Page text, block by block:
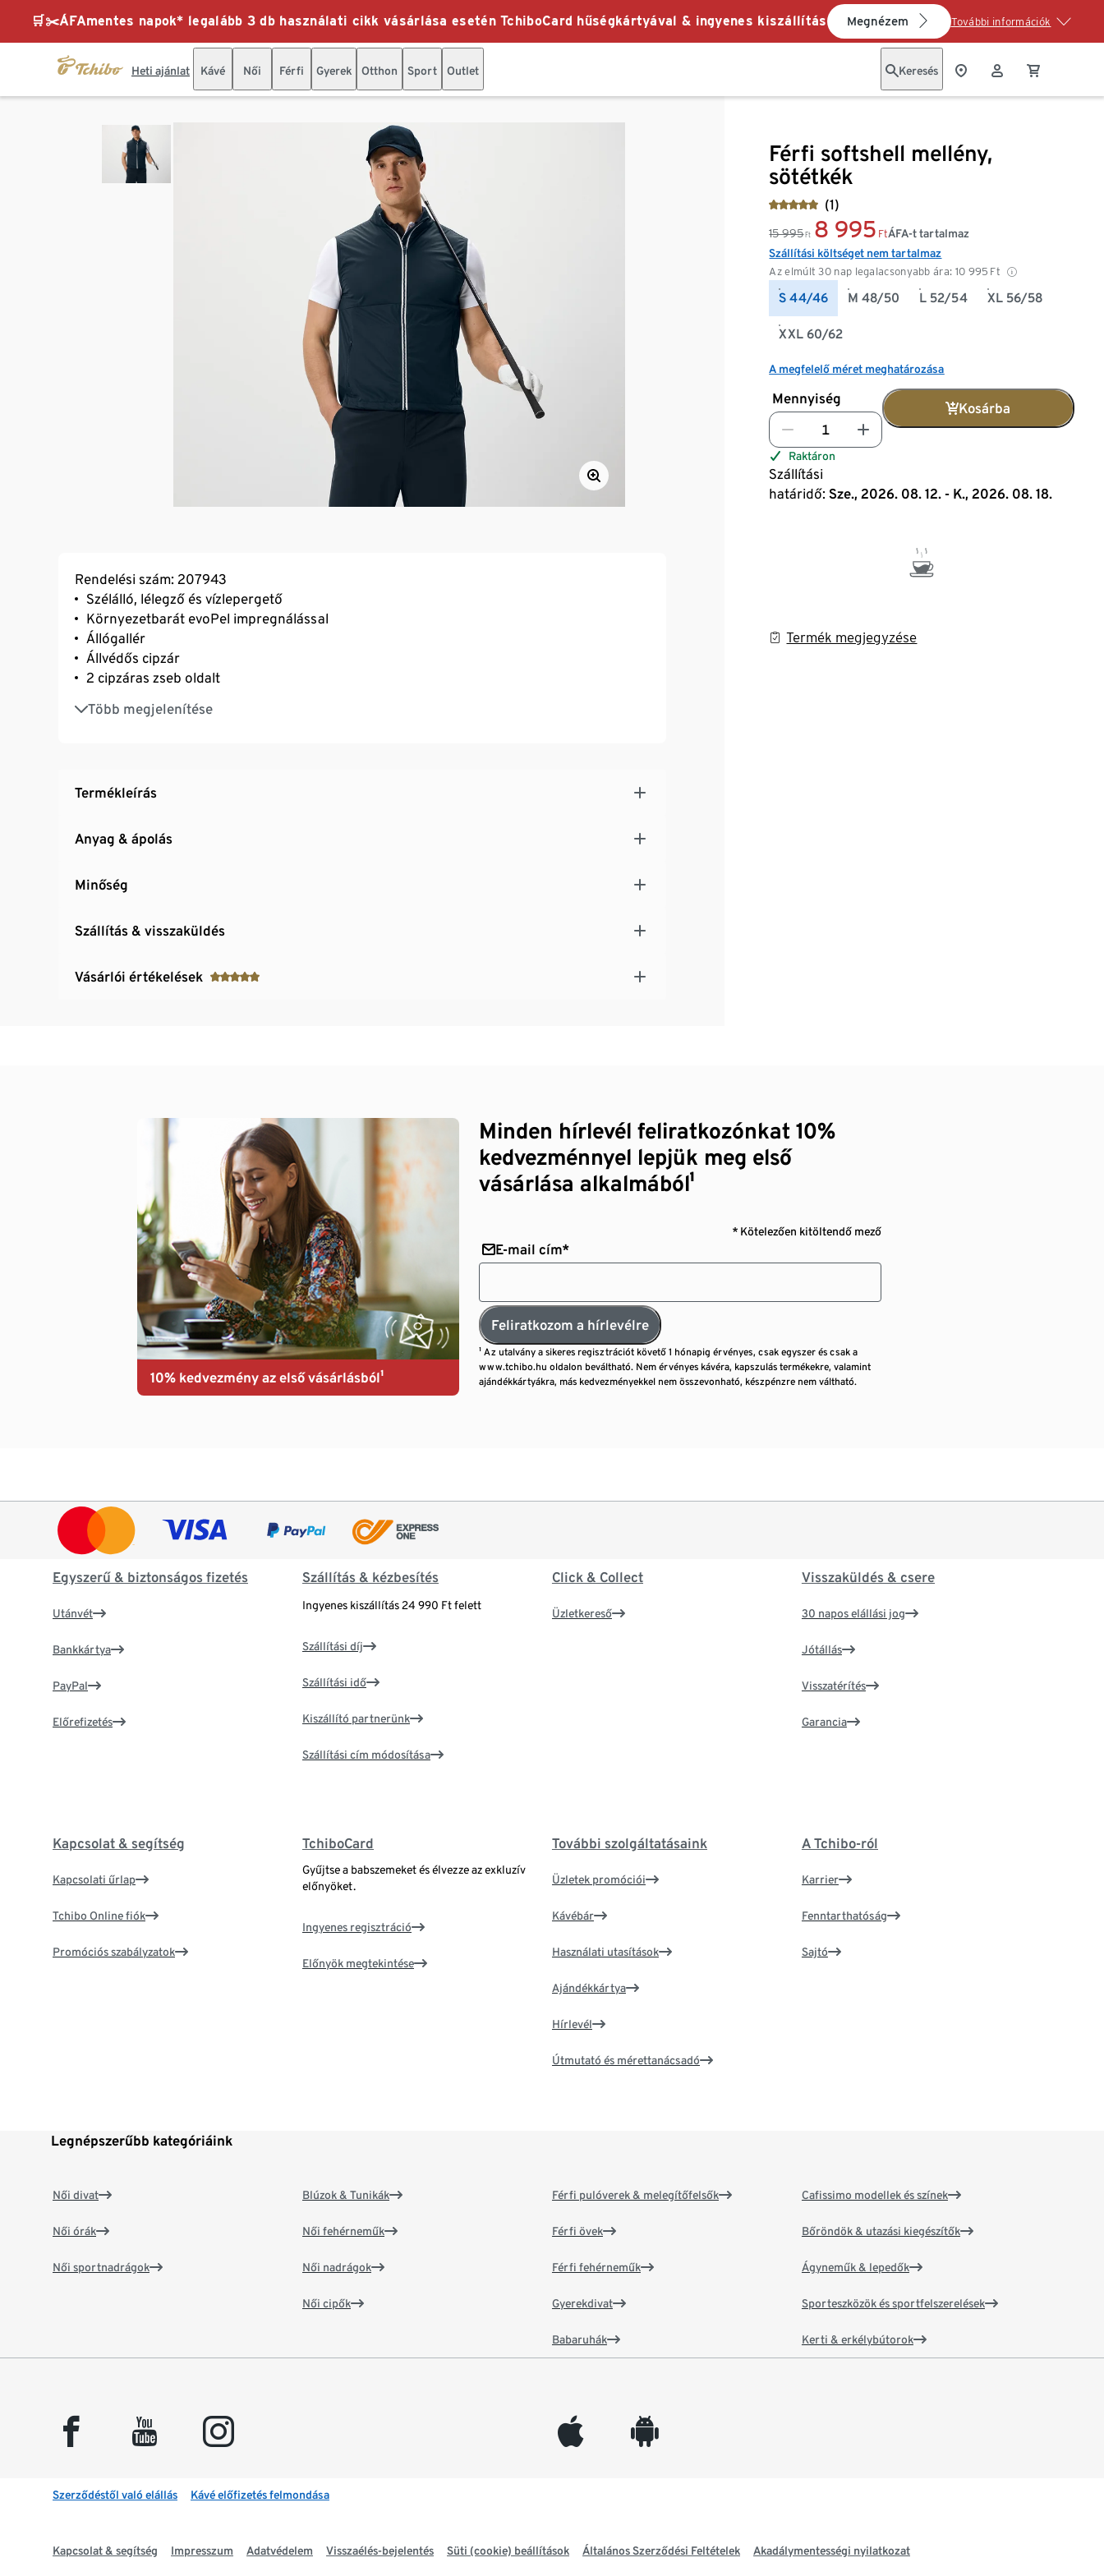
🛒✂️ÁFAmentes napok* legalább 3 db használati cikk vásárlása esetén TchiboCard hűségkártyával & ingyenes kiszállítás Megnézem További információk
Heti ajánlat Kávé Női Férfi Gyerek Otthon Sport Outlet Keresés
Férfi softshell mellény,
sötétkék
(1)
15 995 Ft 8 995 Ft
Az elmúlt 30 nap legalacsonyabb ára: 10 995 Ft
ÁFA-t tartalmaz
Szállítási költséget nem tartalmaz
S 44/46 M 48/50 L 52/54 XL 56/58
XXL 60/62
A megfelelő méret meghatározása
Mennyiség
Kosárba
Raktáron
Szállítási
határidő: Sze., 2026. 08. 12. - K., 2026. 08. 18.
Termék megjegyzése
Rendelési szám: 207943
Szélálló, lélegző és vízlepergető
Környezetbarát evoPel impregnálással
Állógallér
Állvédős cipzár
2 cipzáras zseb oldalt
Több megjelenítése
Enyhén meghosszabbított hát
Állítható bőségű alsó szegély
Termékleírás
Anyag & ápolás
Minőség
Szállítás & visszaküldés
Vásárlói értékelések
10% kedvezmény az első vásárlásból¹
Minden hírlevél feliratkozónkat 10%
kedvezménnyel lepjük meg első
vásárlása alkalmából¹
* Kötelezően kitöltendő mező
E-mail cím*
Feliratkozom a hírlevélre
¹ Az utalvány a sikeres regisztrációt követő 1 hónapig érvényes, csak egyszer és csak a
www.tchibo.hu oldalon beváltható. Nem érvényes kávéra, kapszulás termékekre, valamint
ajándékkártyákra, más kedvezményekkel nem összevonható, készpénzre nem váltható.
Egyszerű & biztonságos fizetés
Utánvét
Bankkártya
PayPal
Előrefizetés
Szállítás & kézbesítés
Ingyenes kiszállítás 24 990 Ft felett
Szállítási díj
Szállítási idő
Kiszállító partnerünk
Szállítási cím módosítása
Click & Collect
Üzletkereső
Visszaküldés & csere
30 napos elállási jog
Jótállás
Visszatérítés
Garancia
Kapcsolat & segítség
Kapcsolati űrlap
Tchibo Online fiók
Promóciós szabályzatok
TchiboCard
Gyűjtse a babszemeket és élvezze az exkluzív
előnyöket.
Ingyenes regisztráció
Előnyök megtekintése
További szolgáltatásaink
Üzletek promóciói
Kávébár
Használati utasítások
Ajándékkártya
Hírlevél
Útmutató és mérettanácsadó
A Tchibo-ról
Karrier
Fenntarthatóság
Sajtó
Legnépszerűbb kategóriáink
Női divat
Női órák
Női sportnadrágok
Blúzok & Tunikák
Női fehérneműk
Női nadrágok
Női cipők
Férfi pulóverek & melegítőfelsők
Férfi övek
Férfi fehérneműk
Gyerekdivat
Babaruhák
Cafissimo modellek és színek
Bőröndök & utazási kiegészítők
Ágyneműk & lepedők
Sporteszközök és sportfelszerelések
Kerti & erkélybútorok
facebook youtube instagram appleinc android
Szerződéstől való elállás Kávé előfizetés felmondása
Kapcsolat & segítség Impresszum Adatvédelem Visszaélés-bejelentés Süti (cookie) beállítások Általános Szerződési Feltételek Akadálymentességi nyilatkozat